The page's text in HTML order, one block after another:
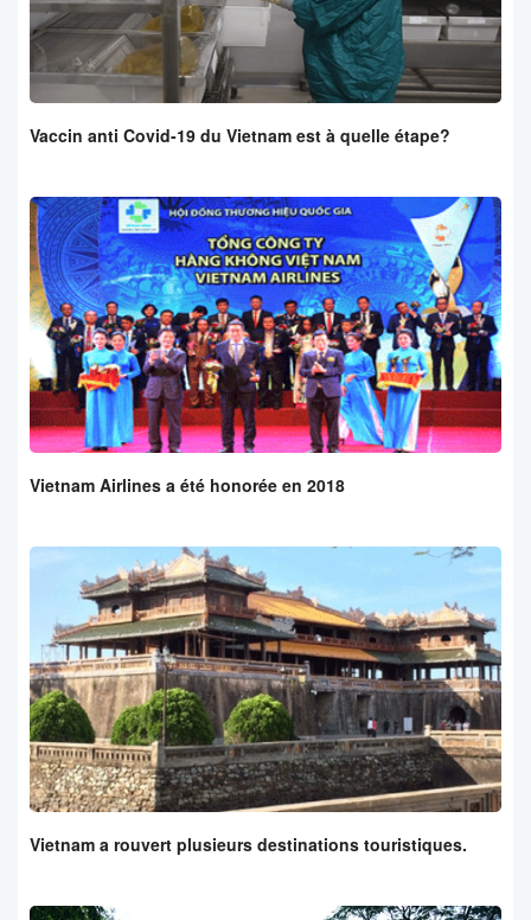
Vaccin anti Covid-19 du Vietnam est à quelle étape?
Vietnam Airlines a été honorée en 2018
Vietnam a rouvert plusieurs destinations touristiques.